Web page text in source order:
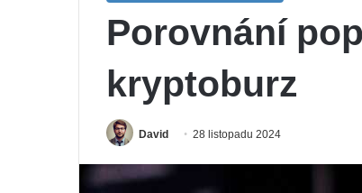
Porovnání
kryptoburz
David 28 listopadu 2024